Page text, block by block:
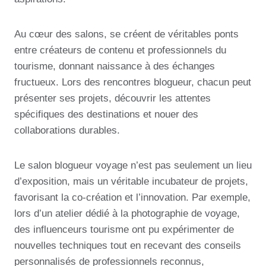
Au cœur des salons, se créent de véritables ponts
entre créateurs de contenu et professionnels du
tourisme, donnant naissance à des échanges
fructueux. Lors des rencontres blogueur, chacun peut
présenter ses projets, découvrir les attentes
spécifiques des destinations et nouer des
collaborations durables.
Le salon blogueur voyage n’est pas seulement un lieu
d’exposition, mais un véritable incubateur de projets,
favorisant la co-création et l’innovation. Par exemple,
lors d’un atelier dédié à la photographie de voyage,
des influenceurs tourisme ont pu expérimenter de
nouvelles techniques tout en recevant des conseils
personnalisés de professionnels reconnus,